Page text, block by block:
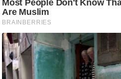
.
चा
य
प
र
स